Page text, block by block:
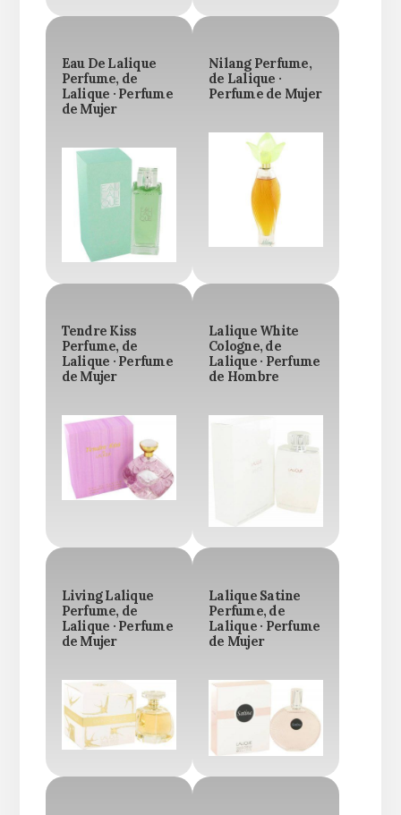
Eau De Lalique
Perfume, de
Lalique · Perfume
de Mujer
Nilang Perfume,
de Lalique ·
Perfume de Mujer
Tendre Kiss
Perfume, de
Lalique · Perfume
de Mujer
Lalique White
Cologne, de
Lalique · Perfume
de Hombre
Living Lalique
Perfume, de
Lalique · Perfume
de Mujer
Lalique Satine
Perfume, de
Lalique · Perfume
de Mujer